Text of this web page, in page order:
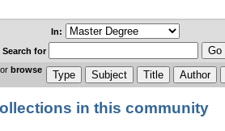
In:
Search for
or browse
in this community